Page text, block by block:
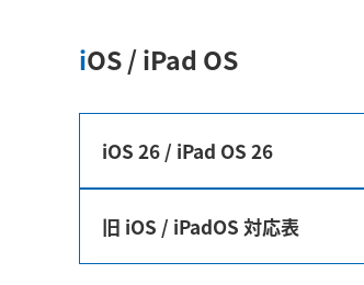
iOS / iPad OS
iOS 26 / iPad OS 26
旧 iOS / iPadOS 対応表